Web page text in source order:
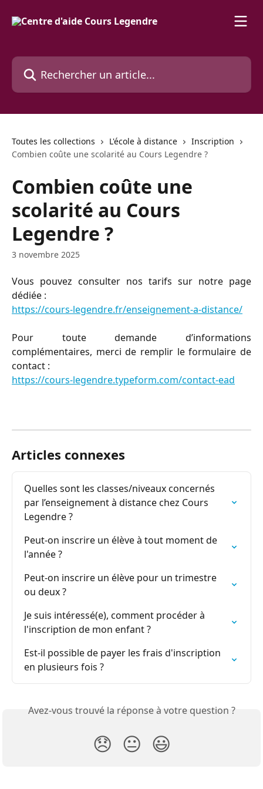
Rechercher un article...
Toutes les collections L'école à distance
Inscription
Combien coûte une scolarité au Cours Legendre ?
Combien coûte une
scolarité au Cours
Legendre ?
3 novembre 2025
Vous pouvez consulter nos tarifs sur notre page
dédiée :
https://cours-legendre.fr/enseignement-a-distance/
Pour toute demande d’informations
complémentaires, merci de remplir le formulaire de
contact :
https://cours-legendre.typeform.com/contact-ead
Articles connexes
Quelles sont les classes/niveaux concernés
par l’enseignement à distance chez Cours
Legendre ?
Peut-on inscrire un élève à tout moment de
l'année ?
Peut-on inscrire un élève pour un trimestre
ou deux ?
Je suis intéressé(e), comment procéder à
l'inscription de mon enfant ?
Est-il possible de payer les frais d'inscription
en plusieurs fois ?
Avez-vous trouvé la réponse à votre question ?
😞 😐 😃